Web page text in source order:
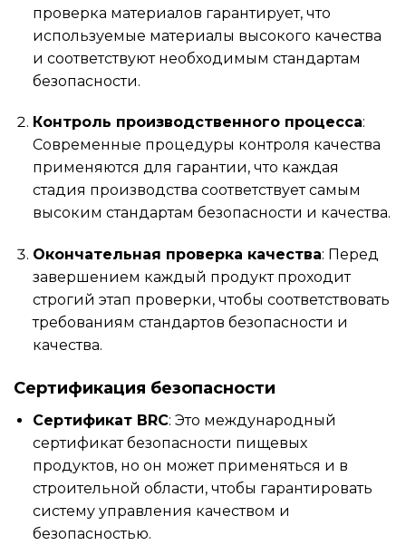
проверка материалов гарантирует, что
используемые материалы высокого качества
и соответствуют необходимым стандартам
безопасности.
Контроль производственного процесса:
Современные процедуры контроля качества
применяются для гарантии, что каждая
стадия производства соответствует самым
высоким стандартам безопасности и качества.
Окончательная проверка качества: Перед
завершением каждый продукт проходит
строгий этап проверки, чтобы соответствовать
требованиям стандартов безопасности и
качества.
Сертификация безопасности
Сертификат BRC: Это международный
сертификат безопасности пищевых
продуктов, но он может применяться и в
строительной области, чтобы гарантировать
систему управления качеством и
безопасностью.